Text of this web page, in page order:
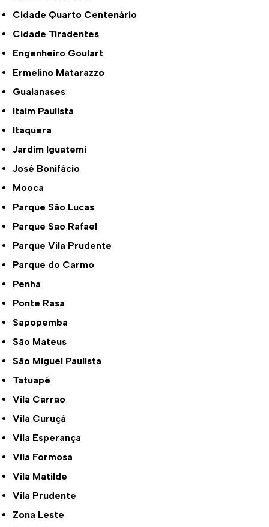
Cidade Quarto Centenário
Cidade Tiradentes
Engenheiro Goulart
Ermelino Matarazzo
Guaianases
Itaim Paulista
Itaquera
Jardim Iguatemi
José Bonifácio
Mooca
Parque São Lucas
Parque São Rafael
Parque Vila Prudente
Parque do Carmo
Penha
Ponte Rasa
Sapopemba
São Mateus
São Miguel Paulista
Tatuapé
Vila Carrão
Vila Curuçá
Vila Esperança
Vila Formosa
Vila Matilde
Vila Prudente
Zona Leste